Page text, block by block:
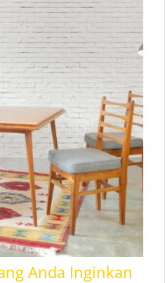
Anda Inginkan